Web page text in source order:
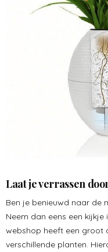
Laat je verrassen
Ben je benieuwd naar de
Neem dan eens een
webshop heeft een groot
verschillende planten.